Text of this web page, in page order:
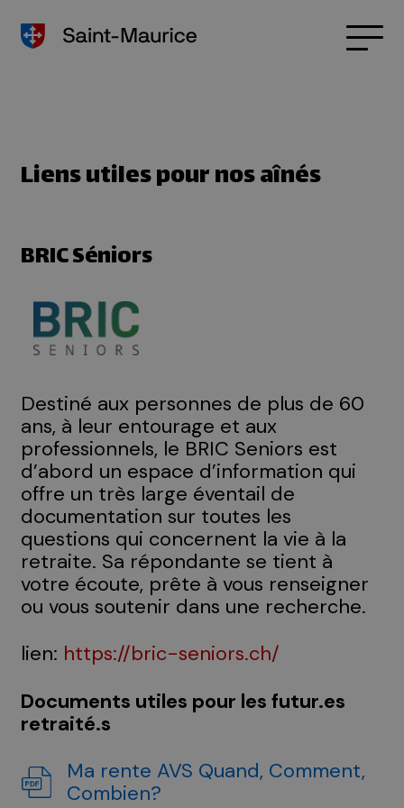
Liens utiles pour nos aînés
BRIC Séniors
Destiné aux personnes de plus de 60
ans, à leur entourage et aux
professionnels, le BRIC Seniors est
d’abord un espace d’information qui
offre un très large éventail de
documentation sur toutes les
questions qui concernent la vie à la
retraite. Sa répondante se tient à
votre écoute, prête à vous renseigner
ou vous soutenir dans une recherche.
lien: https://bric-seniors.ch/
Documents utiles pour les futur.es
retraité.s
Ma rente AVS Quand, Comment,
Combien?